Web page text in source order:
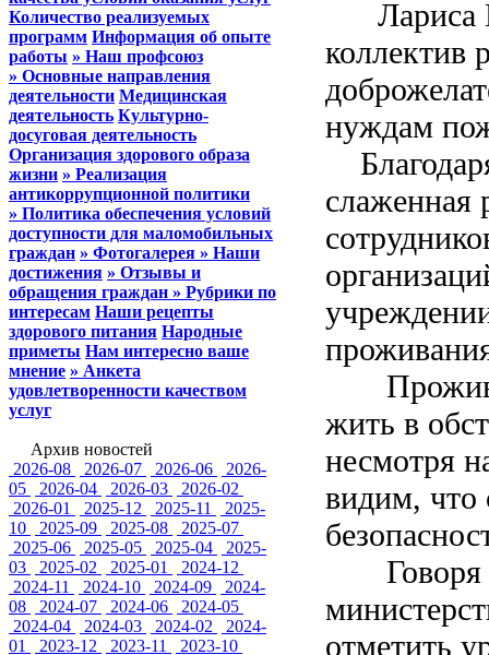
Количество реализуемых
программ Информация об опыте
работы » Наш профсоюз
» Основные направления
деятельности Медицинская
деятельность Культурно-
досуговая деятельность
Организация здорового образа
жизни » Реализация
антикоррупционной политики
» Политика обеспечения условий
доступности для маломобильных
граждан » Фотогалерея » Наши
достижения » Отзывы и
обращения граждан » Рубрики по
интересам Наши рецепты
здорового питания Народные
приметы Нам интересно ваше
мнение » Анкета
удовлетворенности качеством
услуг
Архив новостей
2026-08
2026-07 2026-06
2026-
05
2026-04 2026-03
2026-02
2026-01
2025-12 2025-11
2025-
10
2025-09 2025-08
2025-07
2025-06
2025-05 2025-04
2025-
03
2025-02 2025-01
2024-12
2024-11
2024-10 2024-09
2024-
08
2024-07 2024-06
2024-05
2024-04
2024-03 2024-02
2024-
01
2023-12 2023-11
2023-10
Лариса
коллектив
нуждам
слаженная
жить в
несмотря
видим, что
Говоря о
отметить